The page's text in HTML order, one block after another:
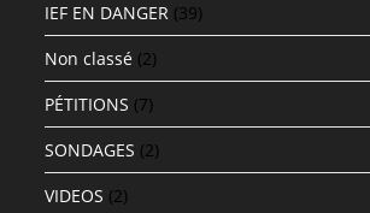
IEF EN DANGER (39)
Non classé (2)
PÉTITIONS (7)
SONDAGES (2)
VIDEOS (2)